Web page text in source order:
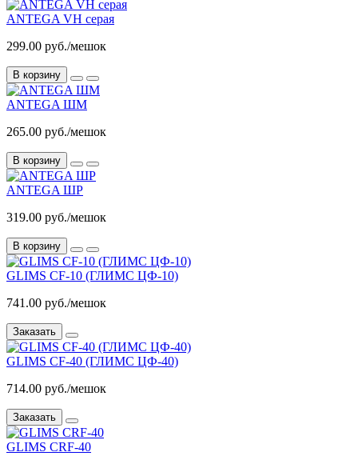
ANTEGA VH серая
299.00 руб./мешок
В корзину
ANTEGA ШМ
265.00 руб./мешок
В корзину
ANTEGA ШР
319.00 руб./мешок
В корзину
GLIMS CF-10 (ГЛИМС ЦФ-10)
741.00 руб./мешок
Заказать
GLIMS CF-40 (ГЛИМС ЦФ-40)
714.00 руб./мешок
Заказать
GLIMS CRF-40